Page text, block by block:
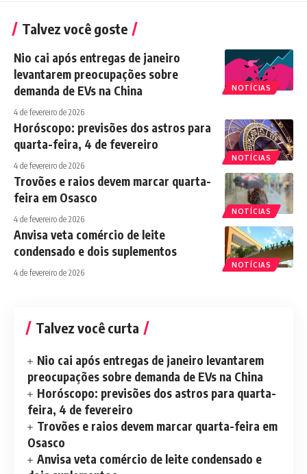
Talvez você goste
NOTÍCIAS
Nio cai após entregas de janeiro
levantarem preocupações sobre
demanda de EVs na China
4 de fevereiro de 2026
NOTÍCIAS
Horóscopo: previsões dos astros para
quarta-feira, 4 de fevereiro
4 de fevereiro de 2026
NOTÍCIAS
Trovões e raios devem marcar quarta-
feira em Osasco
4 de fevereiro de 2026
NOTÍCIAS
Anvisa veta comércio de leite
condensado e dois suplementos
4 de fevereiro de 2026
Talvez você curta
Nio cai após entregas de janeiro levantarem
preocupações sobre demanda de EVs na China
Horóscopo: previsões dos astros para quarta-
feira, 4 de fevereiro
Trovões e raios devem marcar quarta-feira em
Osasco
Anvisa veta comércio de leite condensado e